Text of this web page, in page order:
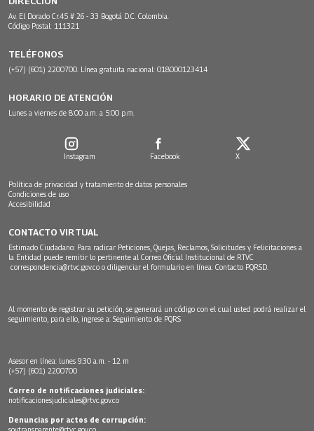
Av. El Dorado Cr.45 # 26 - 33 Bogotá D.C. Colombia.
Código Postal: 111321
TELÉFONOS
(+57) (601) 2200700. Línea gratuita nacional: 018000123414
HORARIO DE ATENCIÓN
Lunes a viernes de 8:00 a.m. a 5:00 p.m.
Instagram Facebook X
Política de privacidad y tratamiento de datos personales
Condiciones de uso
Accesibilidad
CONTACTO VIRTUAL
Estimado Ciudadano: Para radicar Peticiones, Quejas, Reclamos, Solicitudes y Felicitaciones a
la Entidad puede remitir lo pertinente al Correo Oficial Institucional de RTVC
correspondencia@rtvc.gov.co o diligenciar el formulario en línea: Contacto PQRSD.
Al momento de registrar su petición, se generará un código con el cual usted podrá realizar el
seguimiento, para ello, ingrese a: Seguimiento de PQRS
Asesor en línea: lunes 9:30 a.m. - 12 m
(+57) (601) 2200700
Correo de notificaciones judiciales:
notificacionesjudiciales@rtvc.gov.co
Denuncias por actos de corrupción: